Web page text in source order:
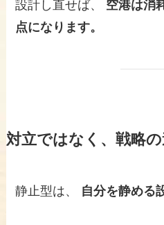
設計し直せば、 空港は消
点になります。
対立ではなく、戦略
静止型は、 自分を静める